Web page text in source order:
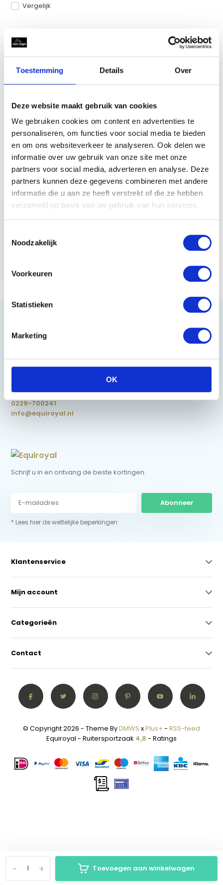
Toestemming Details Over
Deze website maakt gebruik van cookies
We gebruiken cookies om content en advertenties te
personaliseren, om functies voor social media te bieden
en om ons websiteverkeer te analyseren. Ook delen we
informatie over uw gebruik van onze site met onze
partners voor social media, adverteren en analyse. Deze
partners kunnen deze gegevens combineren met andere
informatie die u aan ze heeft verstrekt of die ze hebben
verzameld op basis van uw gebruik van hun services.
Noodzakelijk
Voorkeuren
Statistieken
Marketing
OK
+
- Toevoegen aan winkelwagen
Vergelijk
Productomschrijving
Reviews
Delen
Recent bekeken
0229-700241
info@equiroyal.nl
Schrijf u in en ontvang de beste kortingen.
Abonneer
* Lees hier de wettelijke beperkingen
Klantenservice
Mijn account
Categorieën
Contact
© Copyright 2026 - Theme ByDMWS xPlus+ - RSS-feed
Equiroyal - Ruitersportzaak 4,8 - Ratings